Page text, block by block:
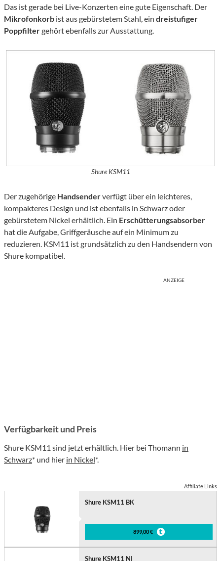
Das ist gerade bei Live-Konzerten eine gute Eigenschaft. Der
Mikrofonkorb ist aus gebürstetem Stahl, ein dreistufiger
Poppfiltergehört ebenfalls zur Ausstattung.
Shure KSM11
Der zugehörige Handsenderverfügt über ein leichteres,
kompakteres Design und ist ebenfalls in Schwarz oder
gebürstetem Nickel erhältlich. Ein Erschütterungsabsorber
hat die Aufgabe, Griffgeräusche auf ein Minimum zu
reduzieren. KSM11 ist grundsätzlich zu den Handsendern von
Shure kompatibel.
ANZEIGE
Verfügbarkeit und Preis
Shure KSM11 sind jetzt erhältlich. Hier bei Thomann in
Schwarz* und hier in Nickel*.
Affiliate Links
Shure KSM11 BK
899,00 €
Shure KSM11 NI